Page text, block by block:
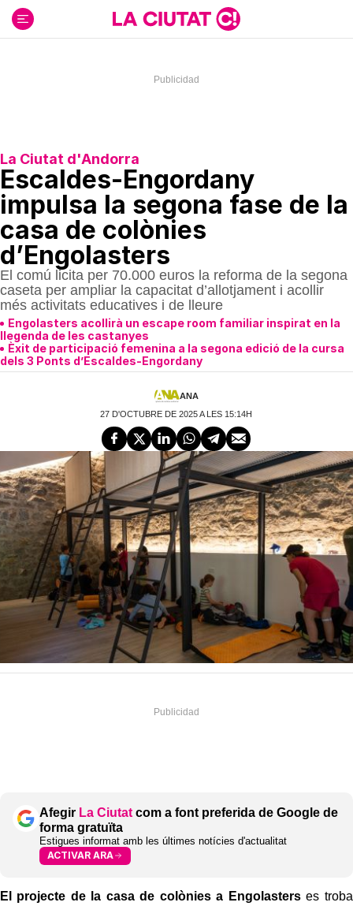
contenido
La Ciutat d'Andorra
Escaldes-Engordany
impulsa la segona fase de la
casa de colònies
d’Engolasters
El comú licita per 70.000 euros la reforma de la segona
caseta per ampliar la capacitat d’allotjament i acollir
més activitats educatives i de lleure
Engolasters acollirà un escape room familiar inspirat en la
llegenda de les castanyes
Èxit de participació femenina a la segona edició de la cursa
dels 3 Ponts d’Escaldes-Engordany
ANA
27 D'OCTUBRE DE 2025 A LES 15:14H
Afegir La Ciutat com a font preferida de Google de
forma gratuïta
Estigues informat amb les últimes notícies d'actualitat
ACTIVAR ARA
El projecte de la casa de colònies a Engolasterses troba